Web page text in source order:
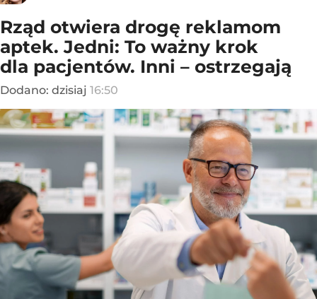
Rząd otwiera drogę reklamom
aptek. Jedni: To ważny krok
dla pacjentów. Inni – ostrzegają
Dodano: dzisiaj 16:50